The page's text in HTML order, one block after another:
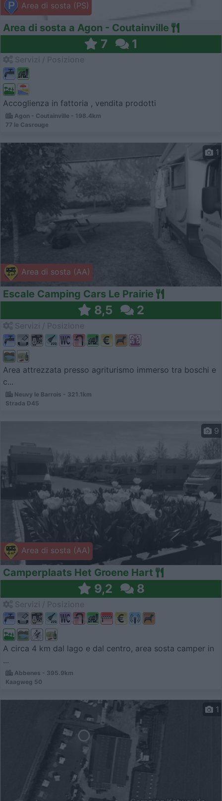
Area di sosta (PS)
Area di sosta a Agon - Coutainville
7 1
Accoglienza in fattoria , vendita prodotti
Agon - Coutainville - 198.4km
77 le Casrouge
Area di sosta (AA)
1
Escale Camping Cars Le Prairie
8,5 2
Area attrezzata presso agriturismo immerso tra boschi e
c...
Neuvy le Barrois - 321.1km
Strada D45
Area di sosta (AA)
9
Camperplaats Het Groene Hart
9,2 8
A circa 4 km dal lago e dal centro, area sosta camper in
...
Abbenes - 395.9km
Kaagweg 50
1